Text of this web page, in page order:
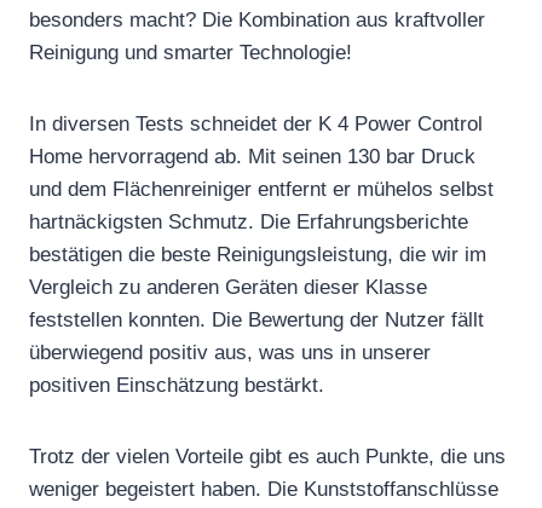
besonders macht? Die Kombination aus kraftvoller
Reinigung und smarter Technologie!
In diversen Tests schneidet der K 4 Power Control
Home hervorragend ab. Mit seinen 130 bar Druck
und dem Flächenreiniger entfernt er mühelos selbst
hartnäckigsten Schmutz. Die Erfahrungsberichte
bestätigen die beste Reinigungsleistung, die wir im
Vergleich zu anderen Geräten dieser Klasse
feststellen konnten. Die Bewertung der Nutzer fällt
überwiegend positiv aus, was uns in unserer
positiven Einschätzung bestärkt.
Trotz der vielen Vorteile gibt es auch Punkte, die uns
weniger begeistert haben. Die Kunststoffanschlüsse